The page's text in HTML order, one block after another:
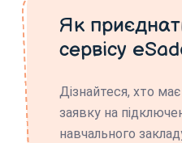
Як
сервісу
Дізнайтеся, хто
заявку на
навчального